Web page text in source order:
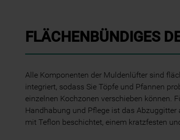
FLÄCHENBÜNDIGES
Alle Komponenten der Muldenlüfter sind
integriert, sodass Sie Töpfe und Pfannen
einzelnen Kochzonen verschieben können.
Handhabung und Pflege ist das
mit Teflon beschichtet, einem kratzfesten
"Alle
stimmen Sie
Cookies und der
unsere
Zwecke zu. Wenn
möchten,
"Cookie
Cookie-Richtlinie
"Mehr
auf "Nur